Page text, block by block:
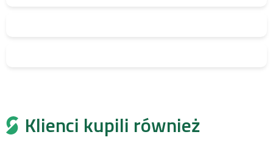
Klienci kupili również